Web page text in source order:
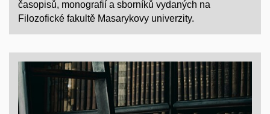
časopisů, monografií a sborníků vydaných na
Filozofické fakultě Masarykovy univerzity.